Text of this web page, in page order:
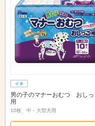
男の子のマナーおむつ おしっ
用
10枚 中－大型犬用